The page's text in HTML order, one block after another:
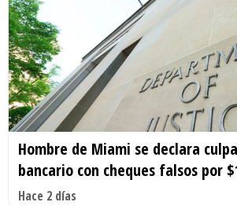
Hombre de Miami se declara
bancario con cheques falsos por
Hace 2 días